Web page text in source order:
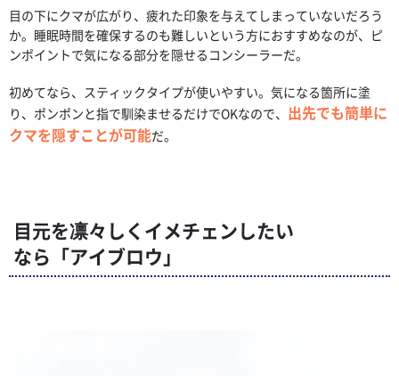
目の下にクマが広がり、疲れた印象を与えてしまっていないだろう
か。睡眠時間を確保するのも難しいという方におすすめなのが、ピ
ンポイントで気になる部分を隠せるコンシーラーだ。
初めてなら、スティックタイプが使いやすい。気になる箇所に塗
り、ポンポンと指で馴染ませるだけでOKなので、 出先でも簡単に
クマを隠すことが可能だ。
目元を凛々しくイメチェンしたい
なら「アイブロウ」